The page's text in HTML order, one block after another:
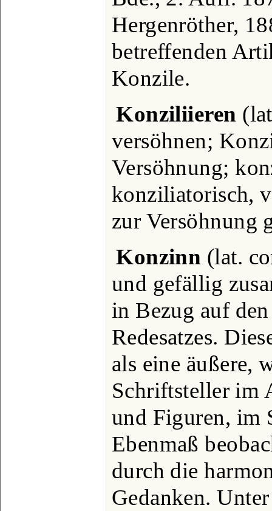
Hergenröther,
betreffenden
Konzile.
Konziliieren
versöhnen;
Versöhnung;
konziliatorisch,
zur Versöhnung
Konzinn (lat.
und gefällig
in Bezug auf
Redesatzes.
als eine äußere,
Schriftsteller im
und Figuren, im
Ebenmaß
durch die
Gedanken.